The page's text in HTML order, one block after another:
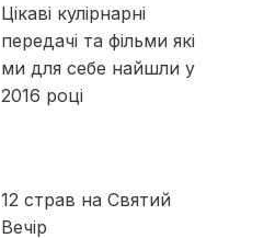
Цікаві кулірнарні
передачі та фільми які
ми для себе найшли у
2016 році
12 страв на Святий
Вечір